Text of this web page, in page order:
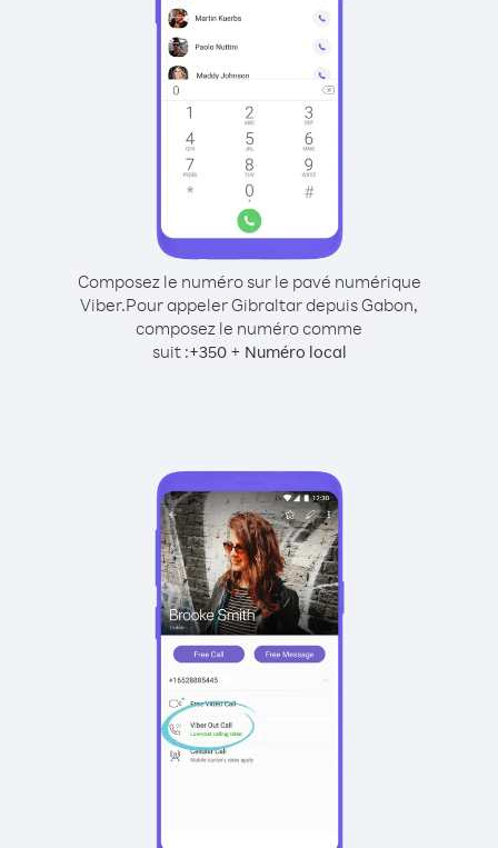
Composez le numéro sur le pavé numérique
Viber.Pour appeler Gibraltar depuis Gabon,
composez le numéro comme
suit :+350+ Numéro local